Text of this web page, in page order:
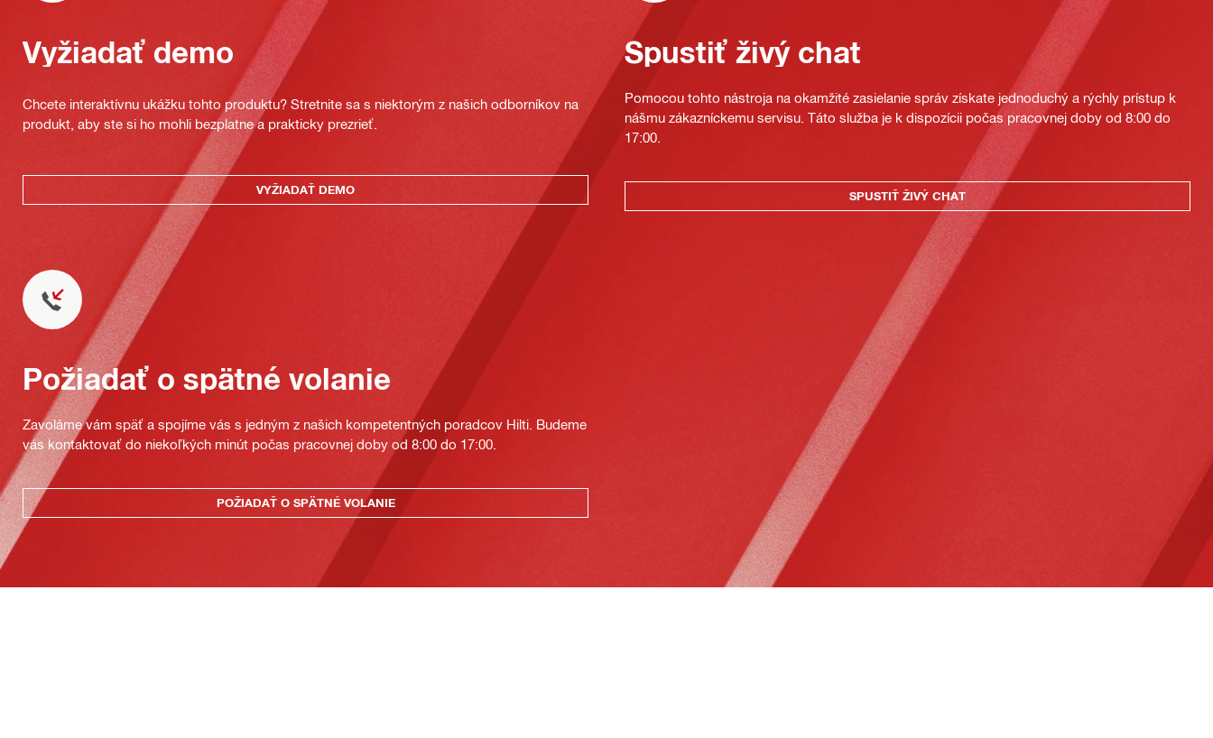
Vyžiadať demo
Chcete interaktívnu ukážku tohto produktu? Stretnite sa s niektorým z našich odborníkov na
produkt, aby ste si ho mohli bezplatne a prakticky prezrieť.
VYŽIADAŤ DEMO
Spustiť živý chat
Pomocou tohto nástroja na okamžité zasielanie správ získate jednoduchý a rýchly prístup k
nášmu zákazníckemu servisu. Táto služba je k dispozícii počas pracovnej doby od 8:00 do
17:00.
SPUSTIŤ ŽIVÝ CHAT
Požiadať o spätné volanie
Zavoláme vám späť a spojíme vás s jedným z našich kompetentných poradcov Hilti. Budeme
vás kontaktovať do niekoľkých minút počas pracovnej doby od 8:00 do 17:00.
POŽIADAŤ O SPÄTNÉ VOLANIE